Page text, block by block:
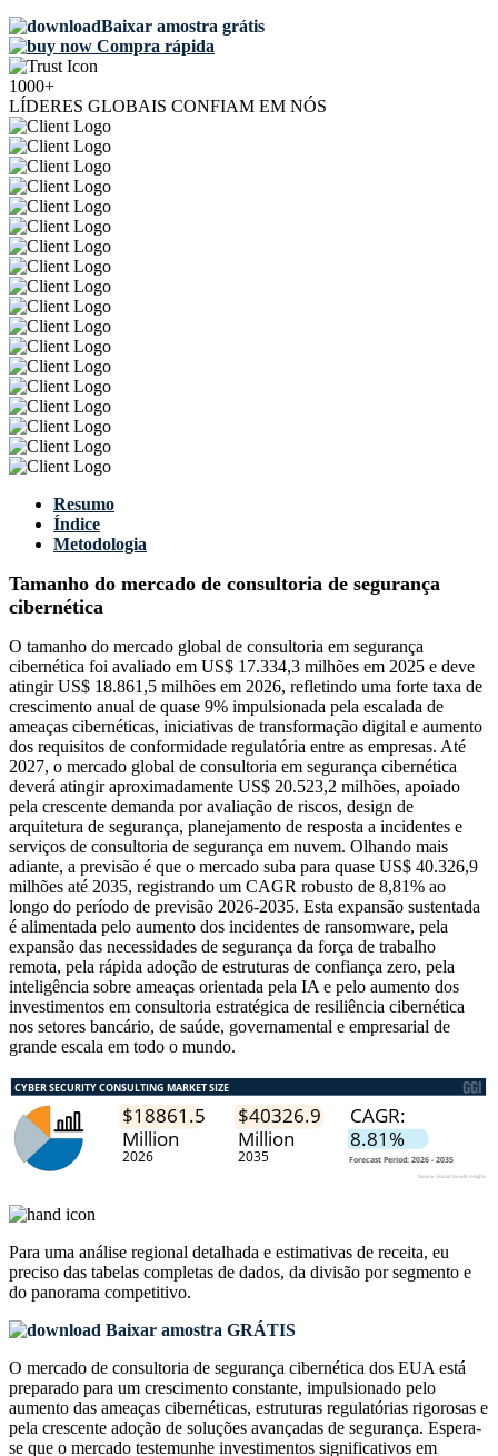
Baixar amostra grátis
Compra rápida
1000+
LÍDERES GLOBAIS CONFIAM EM NÓS
Resumo
Índice
Metodologia
Tamanho do mercado de consultoria de segurança
cibernética
O tamanho do mercado global de consultoria em segurança
cibernética foi avaliado em US$ 17.334,3 milhões em 2025 e deve
atingir US$ 18.861,5 milhões em 2026, refletindo uma forte taxa de
crescimento anual de quase 9% impulsionada pela escalada de
ameaças cibernéticas, iniciativas de transformação digital e aumento
dos requisitos de conformidade regulatória entre as empresas. Até
2027, o mercado global de consultoria em segurança cibernética
deverá atingir aproximadamente US$ 20.523,2 milhões, apoiado
pela crescente demanda por avaliação de riscos, design de
arquitetura de segurança, planejamento de resposta a incidentes e
serviços de consultoria de segurança em nuvem. Olhando mais
adiante, a previsão é que o mercado suba para quase US$ 40.326,9
milhões até 2035, registrando um CAGR robusto de 8,81% ao
longo do período de previsão 2026-2035. Esta expansão sustentada
é alimentada pelo aumento dos incidentes de ransomware, pela
expansão das necessidades de segurança da força de trabalho
remota, pela rápida adoção de estruturas de confiança zero, pela
inteligência sobre ameaças orientada pela IA e pelo aumento dos
investimentos em consultoria estratégica de resiliência cibernética
nos setores bancário, de saúde, governamental e empresarial de
grande escala em todo o mundo.
Para uma análise regional detalhada e estimativas de receita, eu
preciso das tabelas completas de dados, da divisão por segmento e
do panorama competitivo.
Baixar amostra GRÁTIS
O mercado de consultoria de segurança cibernética dos EUA está
preparado para um crescimento constante, impulsionado pelo
aumento das ameaças cibernéticas, estruturas regulatórias rigorosas e
pela crescente adoção de soluções avançadas de segurança. Espera-
se que o mercado testemunhe investimentos significativos em